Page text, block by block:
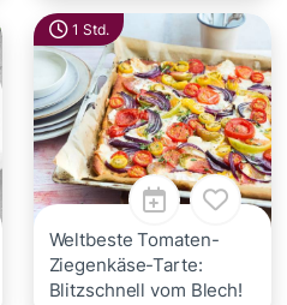
1 Std.
Weltbeste Tomaten-
Ziegenkäse-Tarte:
Blitzschnell vom Blech!